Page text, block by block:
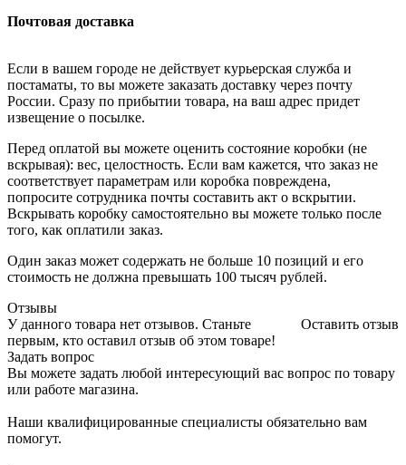
Почтовая доставка
Если в вашем городе не действует курьерская служба и
постаматы, то вы можете заказать доставку через почту
России. Сразу по прибытии товара, на ваш адрес придет
извещение о посылке.
Перед оплатой вы можете оценить состояние коробки (не
вскрывая): вес, целостность. Если вам кажется, что заказ не
соответствует параметрам или коробка повреждена,
попросите сотрудника почты составить акт о вскрытии.
Вскрывать коробку самостоятельно вы можете только после
того, как оплатили заказ.
Один заказ может содержать не больше 10 позиций и его
стоимость не должна превышать 100 тысяч рублей.
Отзывы
Оставить отзыв
У данного товара нет отзывов. Станьте
первым, кто оставил отзыв об этом товаре!
Задать вопрос
Вы можете задать любой интересующий вас вопрос по товару
или работе магазина.
Наши квалифицированные специалисты обязательно вам
помогут.